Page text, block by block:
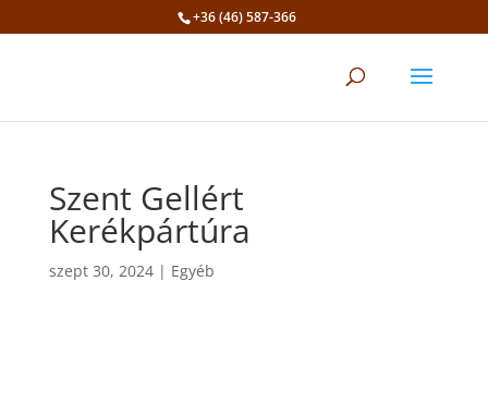
+36 (46) 587-366
Szent Gellért
Kerékpártúra
szept 30, 2024| Egyéb